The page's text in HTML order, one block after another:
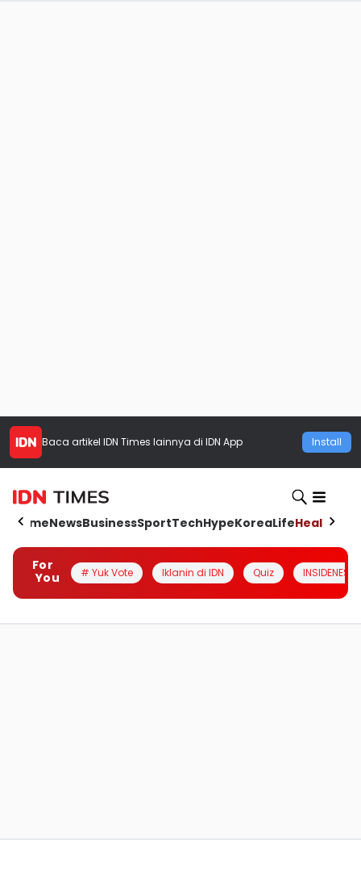
Baca artikel IDN Times lainnya di IDN App Install
HomeNewsBusinessSportTechHypeKoreaLifeHealth
For
You
# Yuk Vote Iklanin di IDN Quiz INSIDENESIA